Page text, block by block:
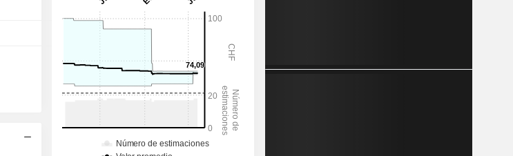
Día